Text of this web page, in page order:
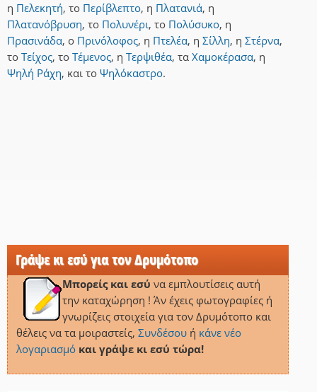
η Πελεκητή, το Περίβλεπτο, η Πλατανιά, η
Πλατανόβρυση, το Πολυνέρι, το Πολύσυκο, η
Πρασινάδα, ο Πρινόλοφος, η Πτελέα, η Σίλλη, η Στέρνα,
το Τείχος, το Τέμενος, η Τερψιθέα, τα Χαμοκέρασα, η
Ψηλή Ράχη, και το Ψηλόκαστρο.
Γράψε κι εσύ για τον Δρυμότοπο
Μπορείς και εσύ να εμπλουτίσεις αυτή
την καταχώρηση ! Άν έχεις φωτογραφίες ή
γνωρίζεις στοιχεία για τον Δρυμότοπο και
θέλεις να τα μοιραστείς, Συνδέσουή κάνε νέο
λογαριασμό και γράψε κι εσύ τώρα!